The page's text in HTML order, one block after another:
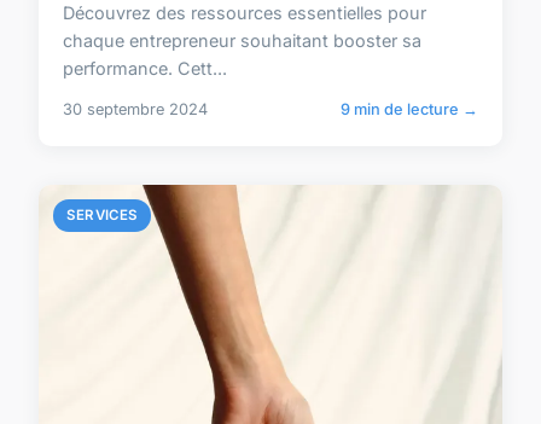
Découvrez des ressources essentielles pour
chaque entrepreneur souhaitant booster sa
performance. Cett...
30 septembre 2024 9 min de lecture →
SERVICES